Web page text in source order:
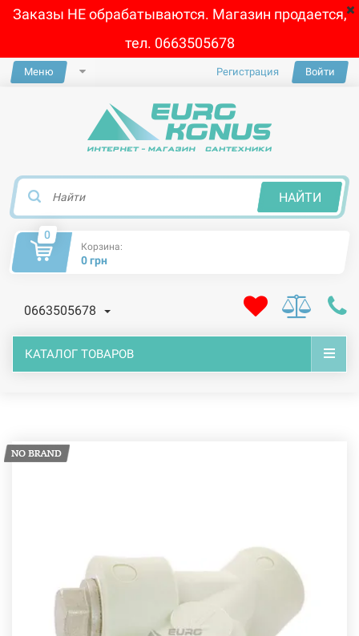
Заказы НЕ обрабатываются. Магазин продается,
тел. 0663505678
Меню Регистрация Войти
НАЙТИ
0
Корзина:
0 грн
0663505678
КАТАЛОГ ТОВАРОВ